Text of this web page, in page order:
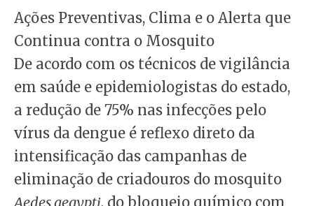
Ações Preventivas, Clima e o Alerta que
Continua contra o Mosquito
De acordo com os técnicos de vigilância
em saúde e epidemiologistas do estado,
a redução de 75% nas infecções pelo
vírus da dengue é reflexo direto da
intensificação das campanhas de
eliminação de criadouros do mosquito
Aedes aegypti, do bloqueio químico com